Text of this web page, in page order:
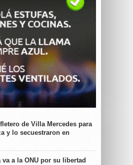
de Villa Mercedes para
y lo secuestraron en
a la ONU por su libertad